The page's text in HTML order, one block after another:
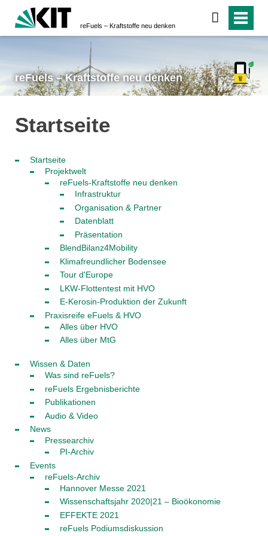
reFuels – Kraftstoffe neu denken
reFuels – Kraftstoffe neu denken
Startseite
Startseite
Projektwelt
reFuels-Kraftstoffe neu denken
Infrastruktur
Organisation & Partner
Datenblatt
Präsentation
BlendBilanz4Mobility
Klimafreundlicher Bodensee
Tour d'Europe
LKW-Flottentest mit HVO
E-Kerosin-Produktion der Zukunft
Praxisreife eFuels & HVO
Alles über HVO
Alles über MtG
Wissen & Daten
Was sind reFuels?
reFuels Ergebnisberichte
Publikationen
Audio & Video
News
Pressearchiv
PI-Archiv
Events
reFuels-Archiv
Hannover Messe 2021
Wissenschaftsjahr 2020|21 – Bioökonomie
EFFEKTE 2021
reFuels Podiumsdiskussion